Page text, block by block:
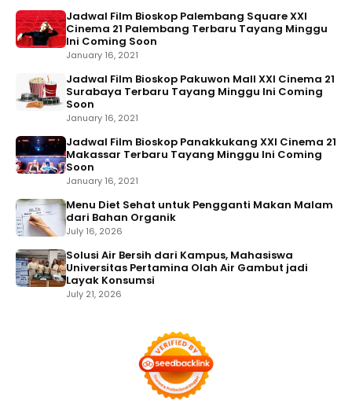
Jadwal Film Bioskop Palembang Square XXI
Cinema 21 Palembang Terbaru Tayang Minggu
Ini Coming Soon
January 16, 2021
Jadwal Film Bioskop Pakuwon Mall XXI Cinema 21
Surabaya Terbaru Tayang Minggu Ini Coming
Soon
January 16, 2021
Jadwal Film Bioskop Panakkukang XXI Cinema 21
Makassar Terbaru Tayang Minggu Ini Coming
Soon
January 16, 2021
Menu Diet Sehat untuk Pengganti Makan Malam
dari Bahan Organik
July 16, 2026
Solusi Air Bersih dari Kampus, Mahasiswa
Universitas Pertamina Olah Air Gambut jadi
Layak Konsumsi
July 21, 2026